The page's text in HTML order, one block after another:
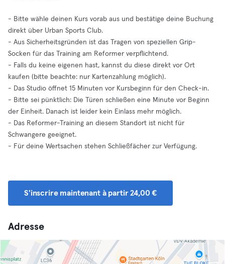
- Bitte wähle deinen Kurs vorab aus und bestätige deine Buchung
direkt über Urban Sports Club.
- Aus Sicherheitsgründen ist das Tragen von speziellen Grip-
Socken für das Training am Reformer verpflichtend.
- Falls du keine eigenen hast, kannst du diese direkt vor Ort
kaufen (bitte beachte: nur Kartenzahlung möglich).
- Das Studio öffnet 15 Minuten vor Kursbeginn für den Check-in.
- Bitte sei pünktlich: Die Türen schließen eine Minute vor Beginn
der Einheit. Danach ist leider kein Einlass mehr möglich.
- Das Reformer-Training an diesem Standort ist nicht für
Schwangere geeignet.
- Für deine Wertsachen stehen Schließfächer zur Verfügung.
S'inscrire maintenant à partir 24,00 €
Adresse